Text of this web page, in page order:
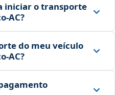
iniciar o transporte
do meu veículo